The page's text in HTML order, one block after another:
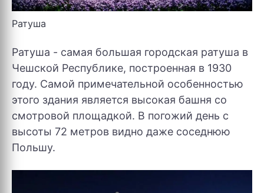
Ратуша
Ратуша - самая большая городская ратуша в
Чешской Республике, построенная в 1930
году. Самой примечательной особенностью
этого здания является высокая башня со
смотровой площадкой. В погожий день с
высоты 72 метров видно даже соседнюю
Польшу.